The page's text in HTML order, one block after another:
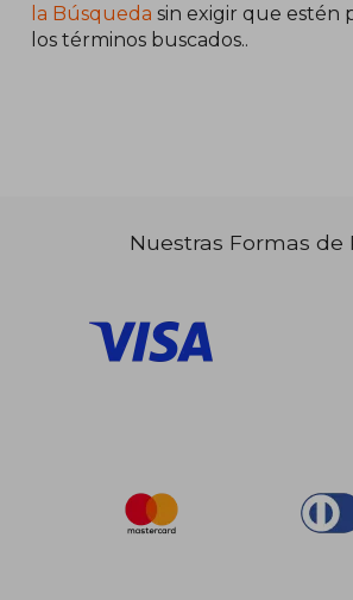
la Búsqueda sin exigir que estén
los términos buscados..
Nuestras Formas de